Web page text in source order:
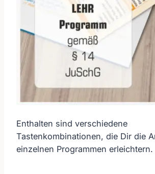
Enthalten sind verschiedene
Tastenkombinationen, die Dir die
einzelnen Programmen erleichtern.